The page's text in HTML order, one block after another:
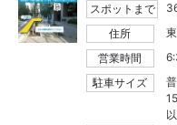
スポットまで
住所
営業時間
駐車サイズ